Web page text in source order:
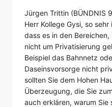
Jürgen Trittin (BÜNDNIS
Herr Kollege Gysi, so
dass es in den
nicht um Privatisierung
Beispiel das Bahnnetz
Daseinsvorsorge nicht
sollten Sie dem Hohen
Überzeugung, die Sie
auch erklären, warum Sie